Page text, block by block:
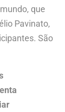
que
Pavinato,
São